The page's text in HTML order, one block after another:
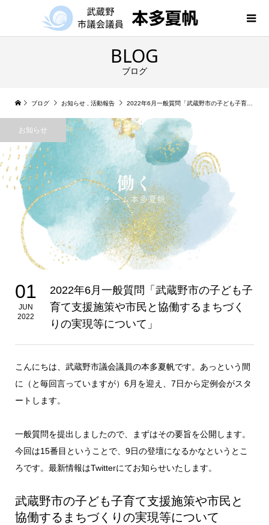
BLOG
ブログ
ブログ お知らせ 活動報告 2022年6月一般質問「武蔵野市の子ども子育て支援施策や市民と協働するまちづくりの実現等について」
お知らせ
01
JUN
2022
2022年6月一般質問「武蔵野市の子ども子
育て支援施策や市民と協働するまちづく
りの実現等について」
こんにちは、武蔵野市議会議員の本多夏帆です。あっという間
に（と毎回言っていますが）6月を迎え、7日から定例会がスタ
ートします。
一般質問を提出しましたので、まずはその要旨を公開します。
今回は15番目ということで、9日の登壇になるかなというとこ
ろです。最新情報はTwitterにてお知らせいたします。
武蔵野市の子ども子育て支援施策や市民と
協働するまちづくりの実現等について